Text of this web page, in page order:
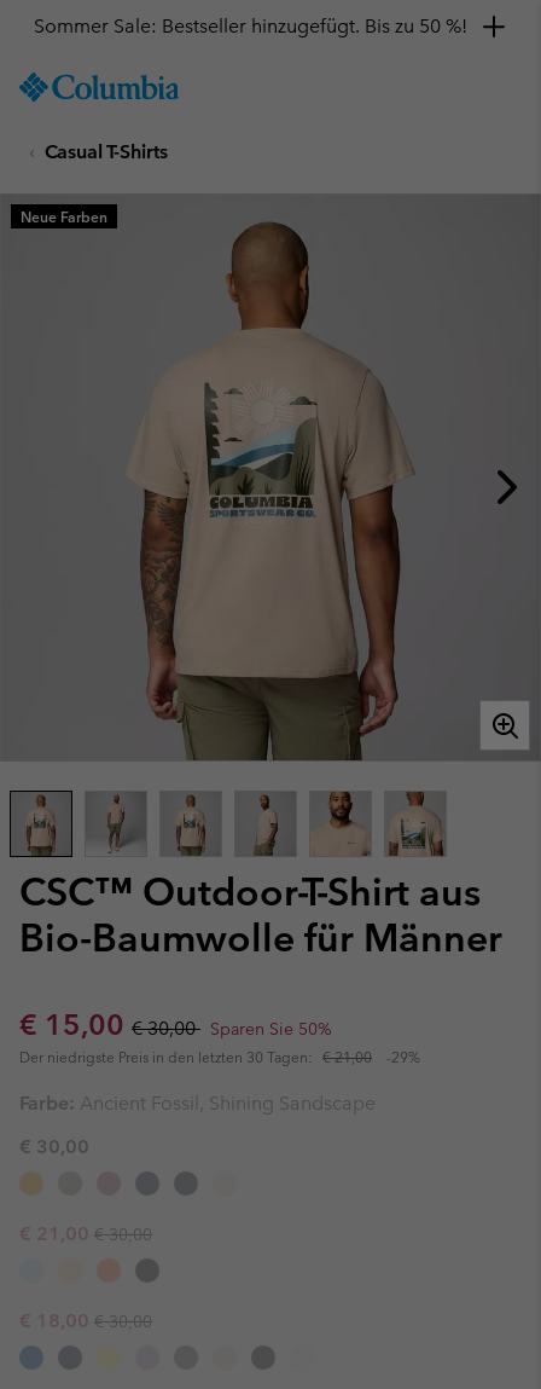
TO
SKIP
MAIN
NAV
Sommer Sale: Bestseller hinzugefügt. Bis zu 50 %!
Casual T-Shirts
CSC™ Outdoor-T-Shirt aus
Bio-Baumwolle für Männer
Sale price:
€ 15,00 Regular price:
€ 30,00 Sparen Sie 50%
Der niedrigste Preis in den letzten 30 Tagen: € 21,00 -29%
Neue Farben
Farbe: Ancient Fossil, Shining Sandscape
€ 30,00
Sale price:
€ 21,00 Regular price:
€ 30,00
Sale price:
€ 18,00 Regular price:
€ 30,00